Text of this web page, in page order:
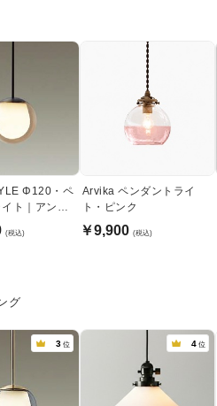
Φ120・ペ
ト｜アンバ
(税込)
Arvika ペンダントライ
ト・ピンク
￥9,900 (税込)
グ
3 位 4 位